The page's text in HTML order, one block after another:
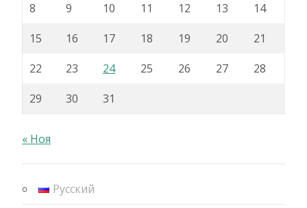
8
9 10 11 12 13
14
15
16 17 18 19 20
21
22
23 24 25 26 27
28
29
30 31
« Ноя
Русский